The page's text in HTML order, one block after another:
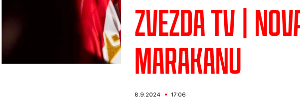
Zvezda TV |
Marakanu
8.9.2024 17:06